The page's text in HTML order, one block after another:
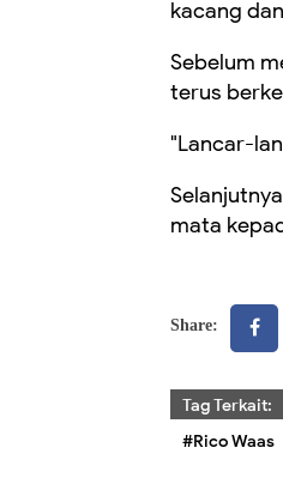
kacang
Sebelum
terus
"Lancar-
mata
Share:
Tag Terkait:
#Rico Waas